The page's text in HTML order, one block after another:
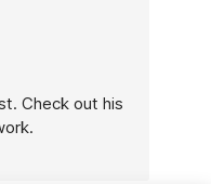
Check out his